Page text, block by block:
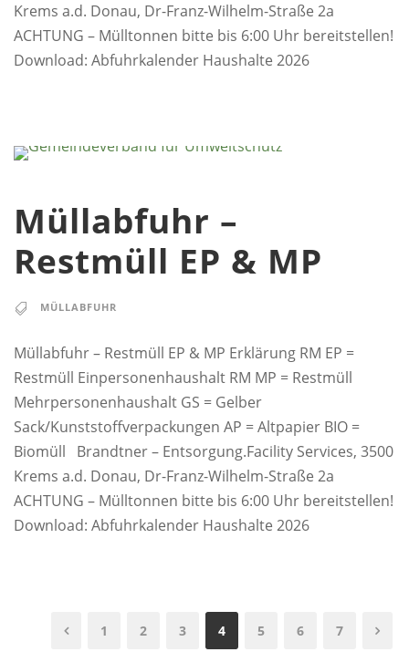
Krems a.d. Donau, Dr-Franz-Wilhelm-Straße 2a
ACHTUNG – Mülltonnen bitte bis 6:00 Uhr bereitstellen!
Download: Abfuhrkalender Haushalte 2026
Müllabfuhr –
Restmüll EP & MP
MÜLLABFUHR
Müllabfuhr – Restmüll EP & MP Erklärung RM EP =
Restmüll Einpersonenhaushalt RM MP = Restmüll
Mehrpersonenhaushalt GS = Gelber
Sack/Kunststoffverpackungen AP = Altpapier BIO =
Biomüll Brandtner – Entsorgung.Facility Services, 3500
Krems a.d. Donau, Dr-Franz-Wilhelm-Straße 2a
ACHTUNG – Mülltonnen bitte bis 6:00 Uhr bereitstellen!
Download: Abfuhrkalender Haushalte 2026
1 2 3 4 5 6 7